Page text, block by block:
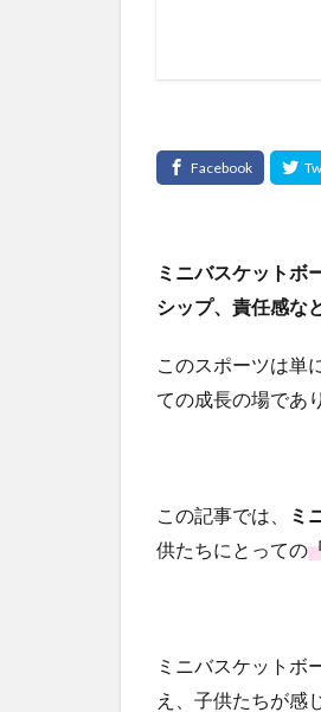
ミニバスケットボ
シップ、責任感な
このスポーツは単
ての成長の場であ
この記事では、 ミ
供たちにとっての
ミニバスケットボ
え、子供たちが感